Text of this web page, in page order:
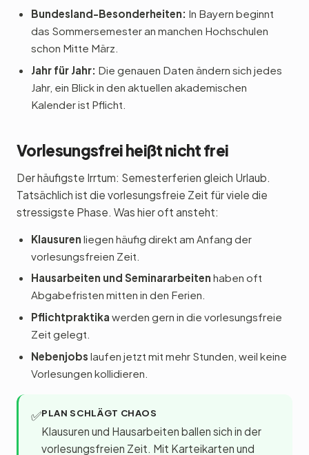
Bundesland-Besonderheiten: In Bayern beginnt
das Sommersemester an manchen Hochschulen
schon Mitte März.
Jahr für Jahr: Die genauen Daten ändern sich jedes
Jahr, ein Blick in den aktuellen akademischen
Kalender ist Pflicht.
Vorlesungsfrei heißt nicht frei
Der häufigste Irrtum: Semesterferien gleich Urlaub.
Tatsächlich ist die vorlesungsfreie Zeit für viele die
stressigste Phase. Was hier oft ansteht:
Klausuren liegen häufig direkt am Anfang der
vorlesungsfreien Zeit.
Hausarbeiten und Seminararbeiten haben oft
Abgabefristen mitten in den Ferien.
Pflichtpraktika werden gern in die vorlesungsfreie
Zeit gelegt.
Nebenjobs laufen jetzt mit mehr Stunden, weil keine
Vorlesungen kollidieren.
✅PLAN SCHLÄGT CHAOS
Klausuren und Hausarbeiten ballen sich in der
vorlesungsfreien Zeit. Mit Karteikarten und